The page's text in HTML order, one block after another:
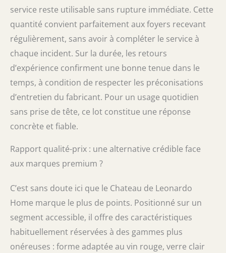
service reste utilisable sans rupture immédiate. Cette
quantité convient parfaitement aux foyers recevant
régulièrement, sans avoir à compléter le service à
chaque incident. Sur la durée, les retours
d’expérience confirment une bonne tenue dans le
temps, à condition de respecter les préconisations
d’entretien du fabricant. Pour un usage quotidien
sans prise de tête, ce lot constitue une réponse
concrète et fiable.
Rapport qualité-prix : une alternative crédible face
aux marques premium ?
C’est sans doute ici que le Chateau de Leonardo
Home marque le plus de points. Positionné sur un
segment accessible, il offre des caractéristiques
habituellement réservées à des gammes plus
onéreuses : forme adaptée au vin rouge, verre clair